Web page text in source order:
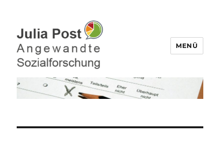
Julia Post – Befragungen,
Datenanalyse
MENÜ